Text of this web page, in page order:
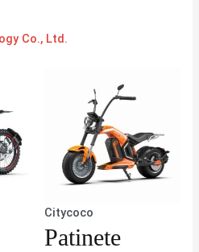
Co., Ltd.
Citycoco
Patinete